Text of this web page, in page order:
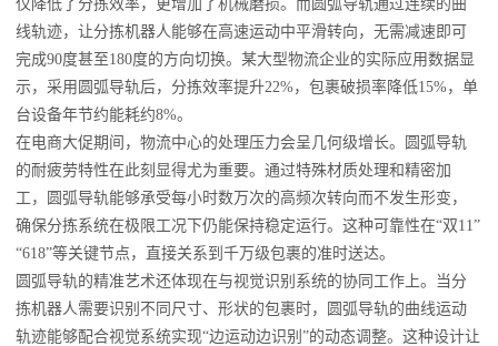
们
仅降低了分拣效率，更增加了机械磨损。而圆弧导轨通过连续的曲
线轨迹，让分拣机器人能够在高速运动中平滑转向，无需减速即可
完成90度甚至180度的方向切换。某大型物流企业的实际应用数据显
示，采用圆弧导轨后，分拣效率提升22%，包裹破损率降低15%，单
台设备年节约能耗约8%。
在电商大促期间，物流中心的处理压力会呈几何级增长。圆弧导轨
的耐疲劳特性在此刻显得尤为重要。通过特殊材质处理和精密加
工，圆弧导轨能够承受每小时数万次的高频次转向而不发生形变，
确保分拣系统在极限工况下仍能保持稳定运行。这种可靠性在“双11”
“618”等关键节点，直接关系到千万级包裹的准时送达。
圆弧导轨的精准艺术还体现在与视觉识别系统的协同工作上。当分
拣机器人需要识别不同尺寸、形状的包裹时，圆弧导轨的曲线运动
轨迹能够配合视觉系统实现“边运动边识别”的动态调整。这种设计让